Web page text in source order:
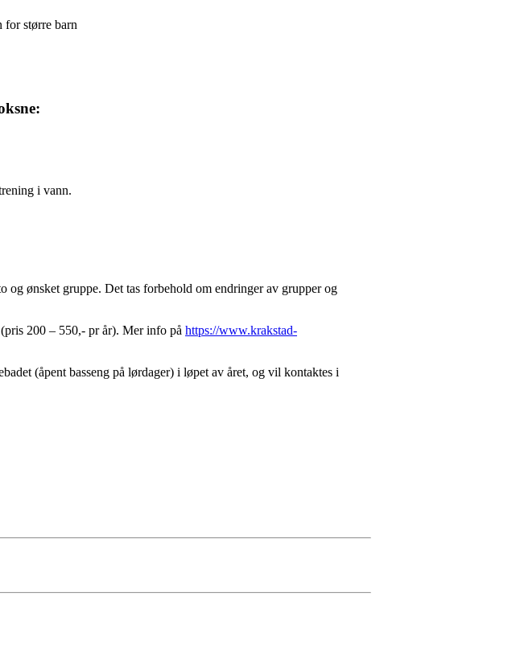
større barn
i vann.
og ønsket gruppe. Det tas forbehold om endringer av grupper og
200 – 550,- pr år). Mer info på https://www.krakstad-
(åpent basseng på lørdager) i løpet av året, og vil kontaktes i